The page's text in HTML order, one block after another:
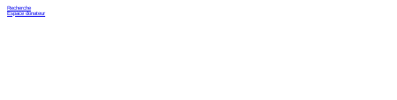
Recherche
Espace donateur